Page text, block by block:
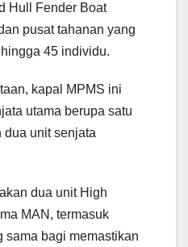
Hull Fender Boat
pusat tahanan yang
45 individu.
kapal MPMS ini
utama berupa satu
dua unit senjata
dua unit High
MAN, termasuk
sama bagi memastikan